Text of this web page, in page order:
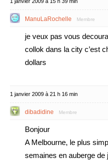
ManuLaRochelle Membre
je veux pas vous
collok dans la city c’est
dollars
1 janvier 2009 à 21 h 16 min
dibadidine Membre
Bonjour
A Melbourne, le plus
semaines en auberge